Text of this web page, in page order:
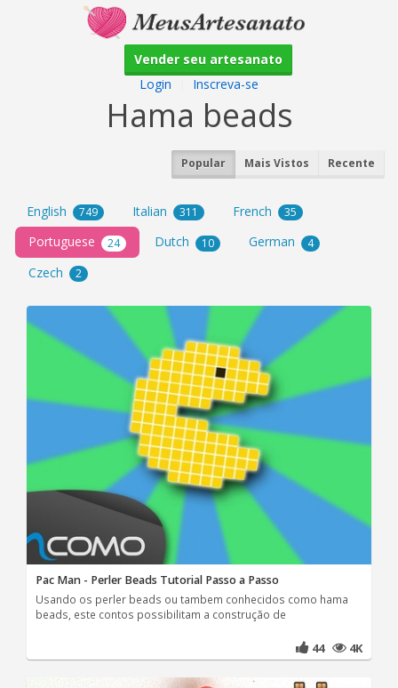
Vender seu artesanato
Login
Inscreva-se
Hama beads
Popular Mais Vistos Recente
English 749 Italian 311 French 35
Portuguese 24 Dutch 10 German 4
Czech 2
Pac Man - Perler Beads Tutorial Passo a Passo
Usando os perler beads ou tambem conhecidos como hama
beads, este contos possibilitam a construção de
44 4K